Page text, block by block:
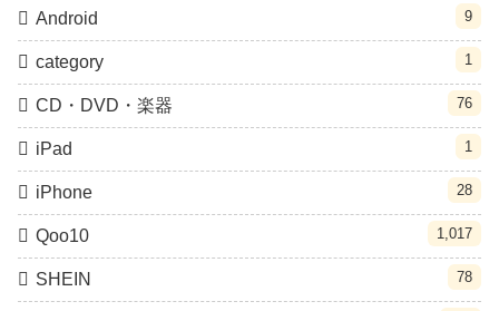
Android 9
category 1
CD・DVD・楽器 76
iPad 1
iPhone 28
Qoo10 1,017
SHEIN 78